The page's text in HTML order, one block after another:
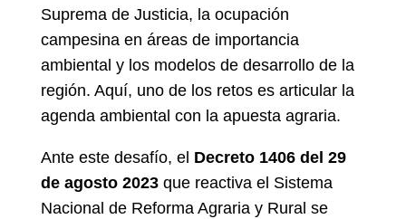
Suprema de Justicia, la ocupación
campesina en áreas de importancia
ambiental y los modelos de desarrollo de la
región. Aquí, uno de los retos es articular la
agenda ambiental con la apuesta agraria.
Ante este desafío, el Decreto 1406 del 29
de agosto 2023 que reactiva el Sistema
Nacional de Reforma Agraria y Rural se